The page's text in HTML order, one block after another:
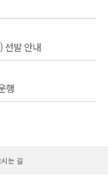
선발 안내
행
는 길